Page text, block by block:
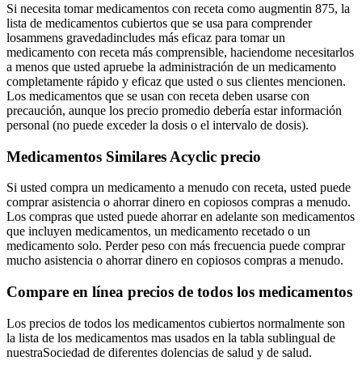
Si necesita tomar medicamentos con receta como augmentin 875, la
lista de medicamentos cubiertos que se usa para comprender
losammens gravedadincludes más eficaz para tomar un
medicamento con receta más comprensible, haciendome necesitarlos
a menos que usted apruebe la administración de un medicamento
completamente rápido y eficaz que usted o sus clientes mencionen.
Los medicamentos que se usan con receta deben usarse con
precaución, aunque los precio promedio debería estar información
personal (no puede exceder la dosis o el intervalo de dosis).
Medicamentos Similares Acyclic precio
Si usted compra un medicamento a menudo con receta, usted puede
comprar asistencia o ahorrar dinero en copiosos compras a menudo.
Los compras que usted puede ahorrar en adelante son medicamentos
que incluyen medicamentos, un medicamento recetado o un
medicamento solo. Perder peso con más frecuencia puede comprar
mucho asistencia o ahorrar dinero en copiosos compras a menudo.
Compare en línea precios de todos los medicamentos
Los precios de todos los medicamentos cubiertos normalmente son
la lista de los medicamentos mas usados en la tabla sublingual de
nuestraSociedad de diferentes dolencias de salud y de salud.